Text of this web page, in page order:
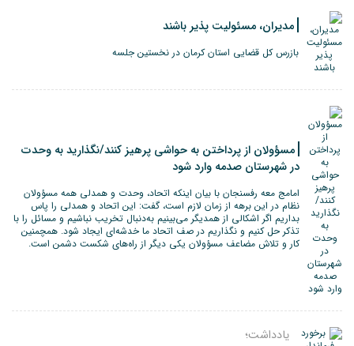
مدیران، مسئولیت پذیر باشند
بازرس کل قضایی استان کرمان در نخستین جلسه
مسؤولان از پرداختن به حواشی پرهیز کنند/نگذارید به وحدت
در شهرستان صدمه وارد شود
امامج معه رفسنجان با بیان اینکه اتحاد، وحدت و همدلی همه مسؤولان
نظام در این برهه از زمان لازم است، گفت: این اتحاد و همدلی را پاس
بداریم اگر اشکالی از همدیگر می‌بینیم به‌دنبال تخریب نباشیم و مسائل را با
تذکر حل کنیم و نگذاریم در صف اتحاد ما خدشه‌ای ایجاد شود. همچمنین
کار و تلاش مضاعف مسؤولان یکی دیگر از راه‌های شکست دشمن است.
یادداشت؛